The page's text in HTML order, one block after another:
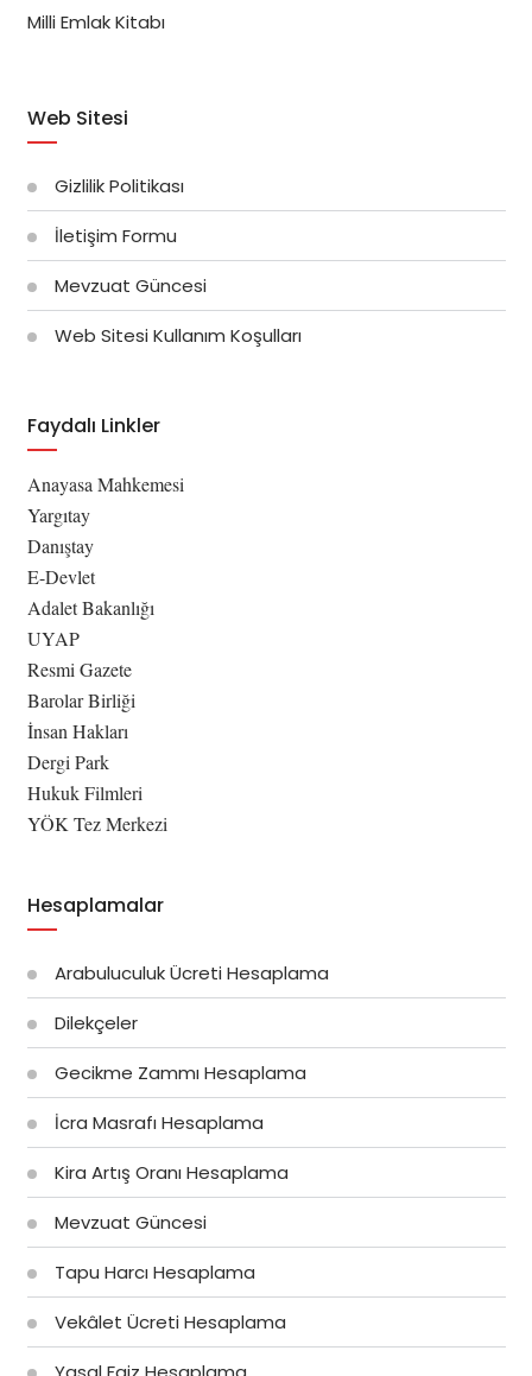
Milli Emlak Kitabı
Web Sitesi
Gizlilik Politikası
İletişim Formu
Mevzuat Güncesi
Web Sitesi Kullanım Koşulları
Faydalı Linkler
Anayasa Mahkemesi
Yargıtay
Danıştay
E-Devlet
Adalet Bakanlığı
UYAP
Resmi Gazete
Barolar Birliği
İnsan Hakları
Dergi Park
Hukuk Filmleri
YÖK Tez Merkezi
Hesaplamalar
Arabuluculuk Ücreti Hesaplama
Dilekçeler
Gecikme Zammı Hesaplama
İcra Masrafı Hesaplama
Kira Artış Oranı Hesaplama
Mevzuat Güncesi
Tapu Harcı Hesaplama
Vekâlet Ücreti Hesaplama